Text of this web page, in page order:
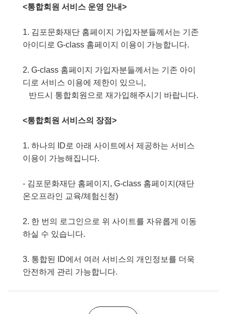
<통합회원 서비스 운영 안내>
1. 김포문화재단 홈페이지 가입자분들께서는 기존
아이디로 G-class 홈페이지 이용이 가능합니다.
2. G-class 홈페이지 가입자분들께서는 기존 아이
디로 서비스 이용에 제한이 있으니,
반드시 통합회원으로 재가입해주시기 바랍니다.
<통합회원 서비스의 장점>
1. 하나의 ID로 아래 사이트에서 제공하는 서비스
이용이 가능해집니다.
- 김포문화재단 홈페이지, G-class 홈페이지(재단
온오프라인 교육/체험신청)
2. 한 번의 로그인으로 위 사이트를 자유롭게 이동
하실 수 있습니다.
3. 통합된 ID에서 여러 서비스의 개인정보를 더욱
안전하게 관리 가능합니다.